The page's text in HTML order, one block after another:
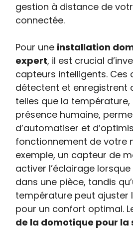
gestion à distance de
connectée.
Pour une installation
expert, il est crucial
capteurs intelligents. Ces
détectent et enregistrent
telles que la température,
présence humaine,
d’automatiser et
fonctionnement de votre
exemple, un capteur de
activer l’éclairage
dans une pièce, tandis
température peut ajuster
pour un confort optimal.
de la domotique pour la